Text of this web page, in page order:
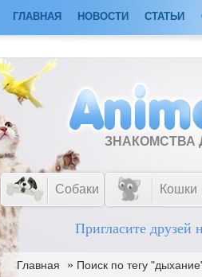
ГЛАВНАЯ НОВОСТИ СТАТЬИ
Собаки Кошки
Пригласите друзей
Главная » Поиск по тегу